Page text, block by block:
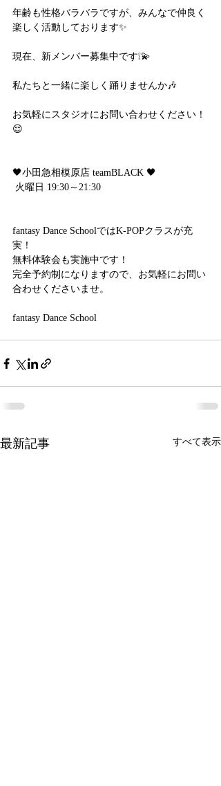
年齢も性格バラバラですが、みんなで仲良く
楽しく活動しております✨
現在、新メンバー募集中です❕💫
私たちと一緒に楽しく踊りませんか🎶
お気軽にスタジオにお問い合わせください！
😌
🖤小田急相模原店 teamBLACK 🖤
火曜日 19:30～21:30
fantasy Dance SchoolではK-POPクラスが充
実！
無料体験会も実施中です！
完全予約制になりますので、お気軽にお問い
合わせくださいませ。
fantasy Dance School
最新記事 すべて表示